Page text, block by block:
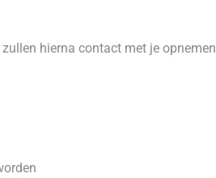
hierna contact met je opnemen